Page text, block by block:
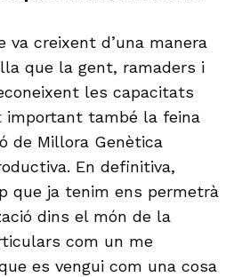
va creixent d’una manera
que la gent, ramaders i
les capacitats
important també la feina
de Millora Genètica
En definitiva,
que ja tenim ens permetrà
dins el món de la
com un me
es vengui com una cosa